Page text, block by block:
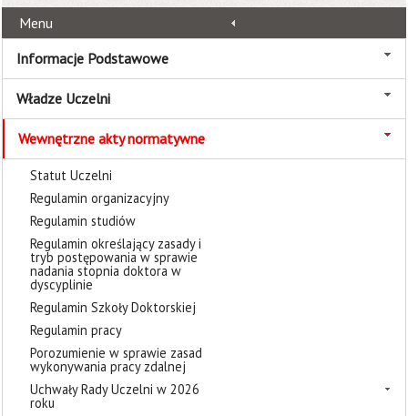
Menu
Informacje Podstawowe
Władze Uczelni
Wewnętrzne akty normatywne
Statut Uczelni
Regulamin organizacyjny
Regulamin studiów
Regulamin określający zasady i
tryb postępowania w sprawie
nadania stopnia doktora w
dyscyplinie
Regulamin Szkoły Doktorskiej
Regulamin pracy
Porozumienie w sprawie zasad
wykonywania pracy zdalnej
Uchwały Rady Uczelni w 2026
roku